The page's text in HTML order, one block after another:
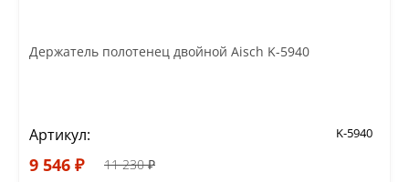
Держатель полотенец двойной Aisch K-5940
Артикул: K-5940
9 546 ₽ 11 230 ₽